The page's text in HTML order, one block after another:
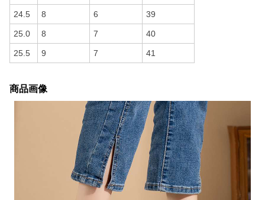
24.5 8 6 39
25.0 8 7 40
25.5 9 7 41
商品画像